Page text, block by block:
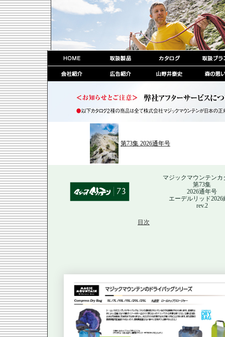
第73集 2026通年号
マジックマウンテンカ
第73集
2026通年号
エーデルリッド2026
rev.2
目次